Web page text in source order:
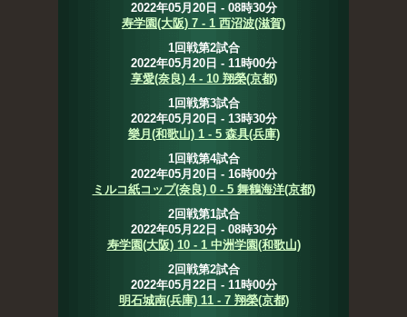
2022年05月20日 - 08時30分
寿学園(大阪) 7 - 1 西沼波(滋賀)
1回戦第2試合
2022年05月20日 - 11時00分
享愛(奈良) 4 - 10 翔榮(京都)
1回戦第3試合
2022年05月20日 - 13時30分
樂月(和歌山) 1 - 5 森具(兵庫)
1回戦第4試合
2022年05月20日 - 16時00分
ミルコ紙コップ(奈良) 0 - 5 舞鶴海洋(京都)
2回戦第1試合
2022年05月22日 - 08時30分
寿学園(大阪) 10 - 1 中洲学園(和歌山)
2回戦第2試合
2022年05月22日 - 11時00分
明石城南(兵庫) 11 - 7 翔榮(京都)